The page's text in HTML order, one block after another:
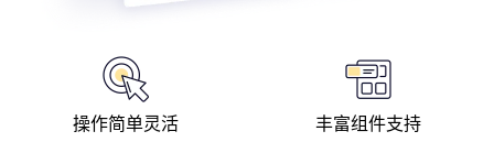
操作简单灵活 丰富组件支持